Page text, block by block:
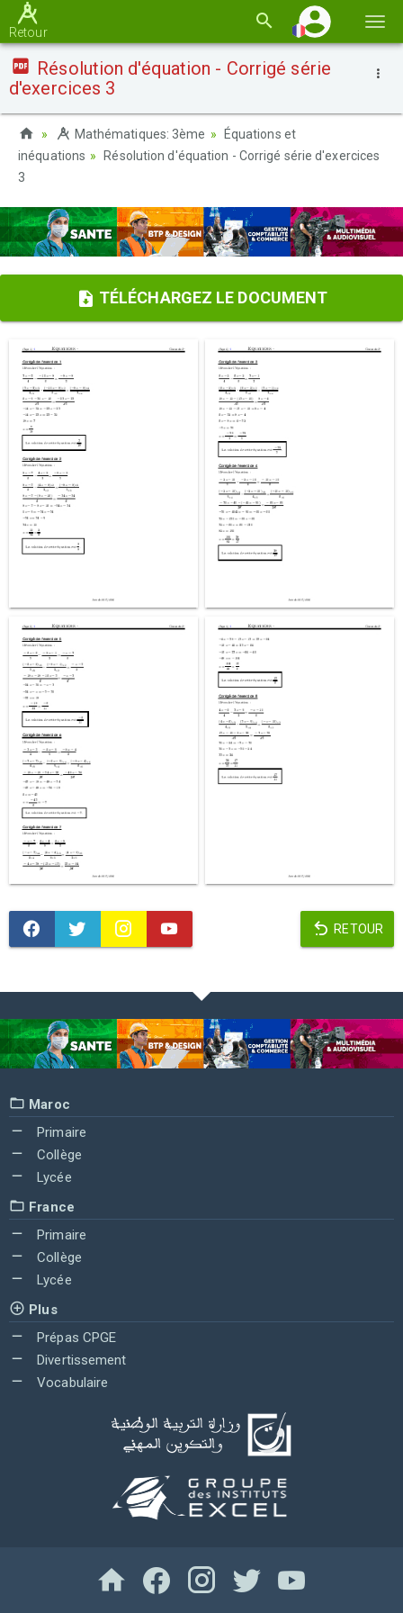
la
Retour
Résolution d'équation - Corrigé série
d'exercices 3
Mathématiques: 3ème
Équations et
inéquations
Résolution d'équation - Corrigé série d'exercices
3
TÉLÉCHARGEZ LE DOCUMENT
RETOUR
Maroc
Primaire
Collège
Lycée
France
Primaire
Collège
Lycée
Plus
Prépas CPGE
Divertissement
Vocabulaire